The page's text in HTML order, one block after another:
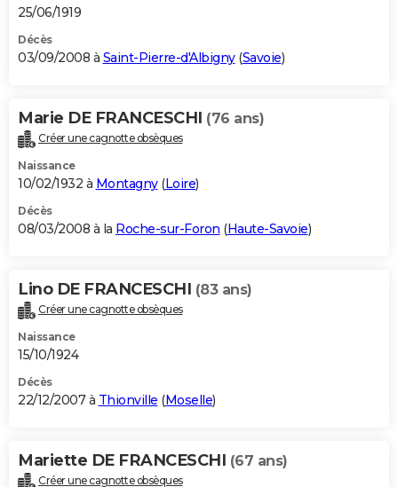
25/06/1919
Décès
03/09/2008 à Saint-Pierre-d'Albigny(Savoie)
Marie DE FRANCESCHI (76 ans)
Créer une cagnotte obsèques
Naissance
10/02/1932 à Montagny(Loire)
Décès
08/03/2008 à la Roche-sur-Foron (Haute-Savoie)
Lino DE FRANCESCHI (83 ans)
Créer une cagnotte obsèques
Naissance
15/10/1924
Décès
22/12/2007 à Thionville (Moselle)
Mariette DE FRANCESCHI (67 ans)
Créer une cagnotte obsèques